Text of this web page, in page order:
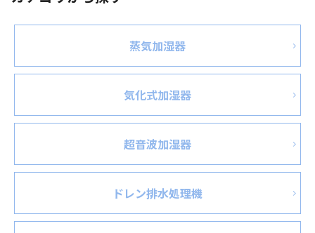
蒸気加湿器
気化式加湿器
超音波加湿器
ドレン排水処理機